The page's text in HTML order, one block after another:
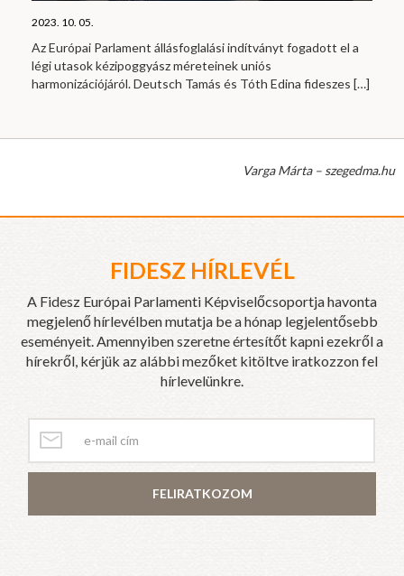
2023. 10. 05.
Az Európai Parlament állásfoglalási indítványt fogadott el a
légi utasok kézipoggyász méreteinek uniós
harmonizációjáról. Deutsch Tamás és Tóth Edina fideszes […]
Varga Márta – szegedma.hu
FIDESZ HÍRLEVÉL
A Fidesz Európai Parlamenti Képviselőcsoportja havonta
megjelenő hírlevélben mutatja be a hónap legjelentősebb
eseményeit. Amennyiben szeretne értesítőt kapni ezekről a
hírekről, kérjük az alábbi mezőket kitöltve iratkozzon fel
hírlevelünkre.
FELIRATKOZOM